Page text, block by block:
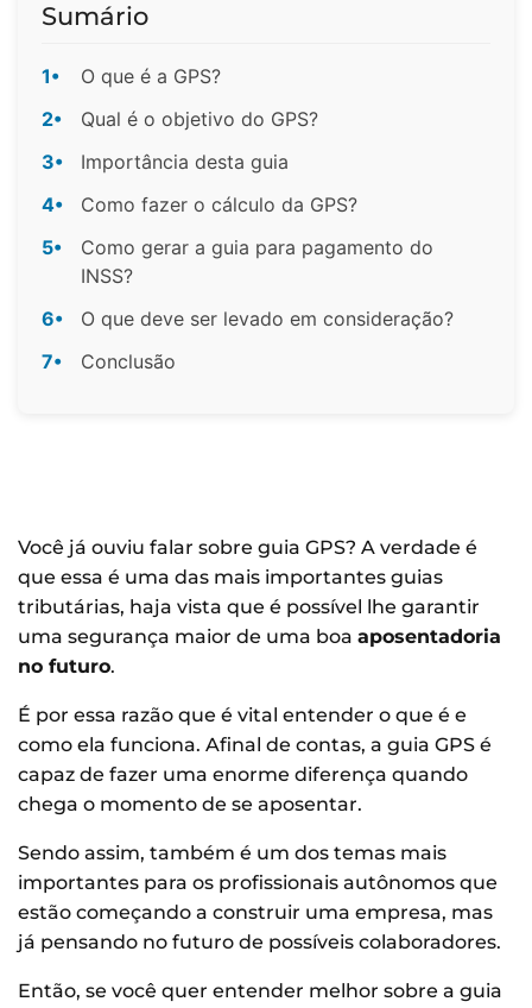
Sumário
1•
O que é a GPS?
2•
Qual é o objetivo do GPS?
3•
Importância desta guia
4•
Como fazer o cálculo da GPS?
5•
Como gerar a guia para pagamento do
INSS?
6•
O que deve ser levado em consideração?
7•
Conclusão
Você já ouviu falar sobre guia GPS? A verdade é
que essa é uma das mais importantes guias
tributárias, haja vista que é possível lhe garantir
uma segurança maior de uma boa aposentadoria
no futuro.
É por essa razão que é vital entender o que é e
como ela funciona. Afinal de contas, a guia GPS é
capaz de fazer uma enorme diferença quando
chega o momento de se aposentar.
Sendo assim, também é um dos temas mais
importantes para os profissionais autônomos que
estão começando a construir uma empresa, mas
já pensando no futuro de possíveis colaboradores.
Então, se você quer entender melhor sobre a guia